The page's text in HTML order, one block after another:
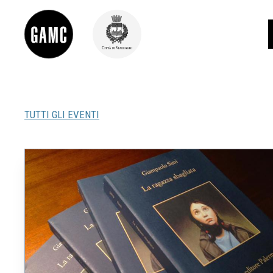
SHOP
LE COLLEZIONI
GLI AUTORI
LORENZO VIANI
MOSTRE
EVENTI
PALAZZO DELLE MUSE
TUTTI GLI EVENTI